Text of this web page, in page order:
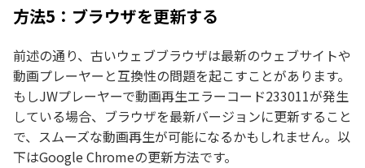
方法5：ブラウザを更新する
前述の通り、古いウェブブラウザは最新のウェブサイトや
動画プレーヤーと互換性の問題を起こすことがあります。
もしJWプレーヤーで動画再生エラーコード233011が発生
している場合、ブラウザを最新バージョンに更新すること
で、スムーズな動画再生が可能になるかもしれません。以
下はGoogle Chromeの更新方法です。